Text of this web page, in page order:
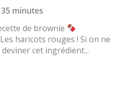
35 minutes
de brownie
haricots rouges ! Si on ne
cet ingrédient...